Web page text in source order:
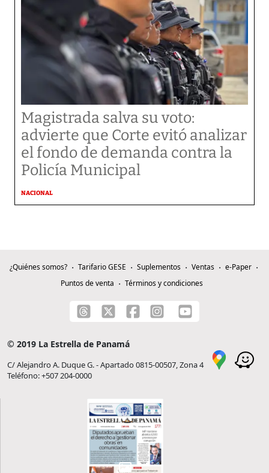
Magistrada salva su voto:
advierte que Corte evitó analizar
el fondo de demanda contra la
Policía Municipal
NACIONAL
¿Quiénes somos? Tarifario GESE Suplementos Ventas
e-Paper
Puntos de venta
Términos y condiciones
© 2019 La Estrella de Panamá
C/ Alejandro A. Duque G. - Apartado 0815-00507, Zona 4
Teléfono: +507 204-0000